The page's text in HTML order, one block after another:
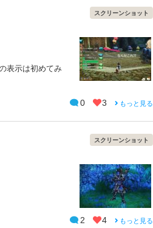
スクリーンショット
表示は初めてみ
0 3 もっと見る
スクリーンショット
2 4 もっと見る